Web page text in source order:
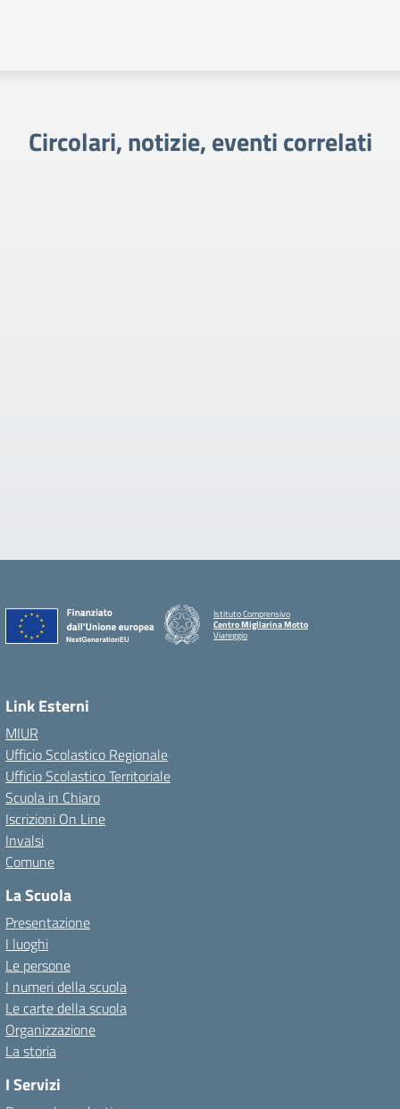
Circolari, notizie, eventi correlati
Istituto Comprensivo
Centro Migliarina Motto
Viareggio
Link Esterni
MIUR
Ufficio Scolastico Regionale
Ufficio Scolastico Territoriale
Scuola in Chiaro
Iscrizioni On Line
Invalsi
Comune
La Scuola
Presentazione
I luoghi
Le persone
I numeri della scuola
Le carte della scuola
Organizzazione
La storia
I Servizi